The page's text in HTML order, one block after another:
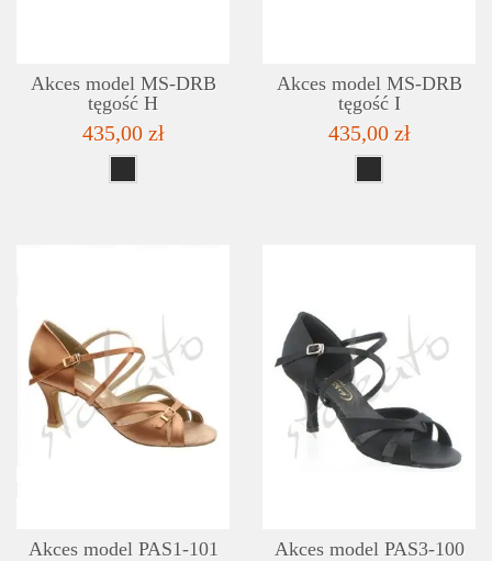
Akces model MS-DRB
tęgość H
435,00 zł
Akces model MS-DRB
tęgość I
435,00 zł
LISTA ŻYCZEŃ
SZCZEGÓŁY
Akces model PAS1-101 Akces model PAS3-100